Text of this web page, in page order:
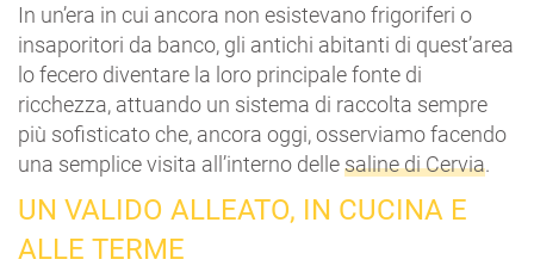
In un’era in cui ancora non esistevano frigoriferi o
insaporitori da banco, gli antichi abitanti di quest’area
lo fecero diventare la loro principale fonte di
ricchezza, attuando un sistema di raccolta sempre
più sofisticato che, ancora oggi, osserviamo facendo
una semplice visita all’interno dellesaline di Cervia.
UN VALIDO ALLEATO, IN CUCINA E
ALLE TERME